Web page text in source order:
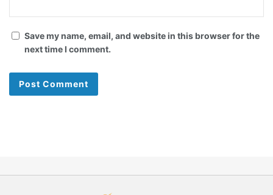
Save my name, email, and website in this browser for the
next time I comment.